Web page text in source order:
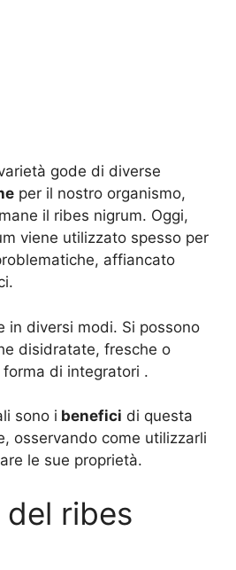
gode di diverse
per il nostro organismo,
il ribes nigrum. Oggi,
viene utilizzato spesso per
affiancato
in diversi modi. Si possono
disidratate, fresche o
di integratori .
sono i benefici di questa
osservando come utilizzarli
le sue proprietà.
ribes